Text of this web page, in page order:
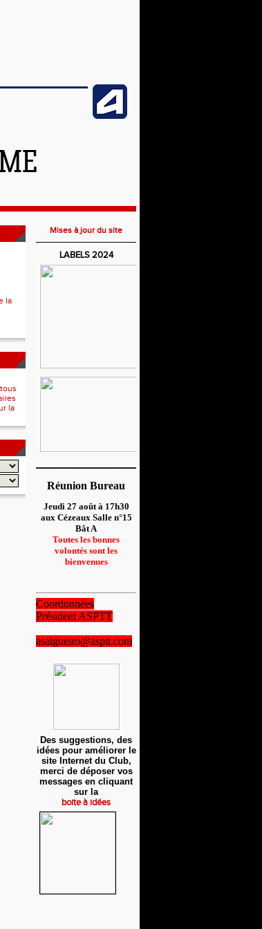
la
la
Mises à jour du site
LABELS 2024
Réunion Bureau
Jeudi 27 août à 17h30
aux Cézeaux Salle n°15
Bât A
Toutes les bonnes
volontés sont les
bienvenues
Coordonnées
Président ASPTT
asalgueiro@asptt.com
Des suggestions, des
idées pour améliorer le
site Internet du Club,
merci de déposer vos
messages en cliquant
sur la
boite à idées